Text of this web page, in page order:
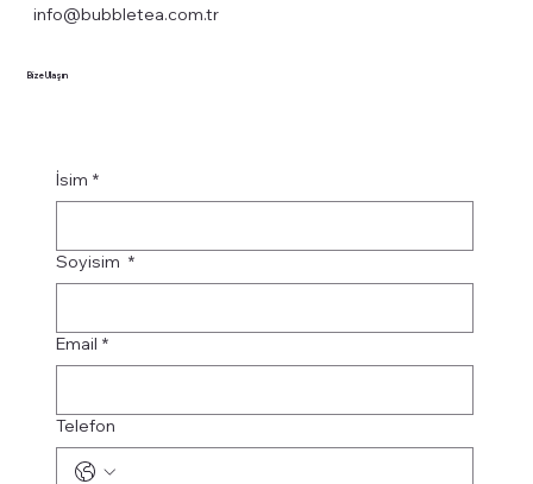
info@bubbletea.com.tr
Bize Ulaşın
İsim *
Soyisim *
Email *
Telefon